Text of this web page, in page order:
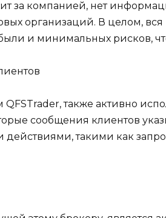
за компанией, нет
организаций. В целом,
и минимальных рисков,
также активно
сообщения клиентов
действиями, такими как